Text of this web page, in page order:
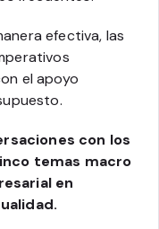
efectiva, las
el apoyo
con los
temas macro
en